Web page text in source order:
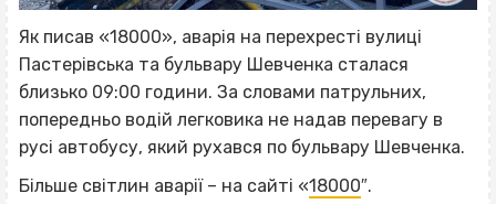
Як писав «18000», аварія на перехресті вулиці
Пастерівська та бульвару Шевченка сталася
близько 09:00 години. За словами патрульних,
попередньо водій легковика не надав перевагу в
русі автобусу, який рухався по бульвару Шевченка.
Більше світлин аварії – на сайті «18000″.